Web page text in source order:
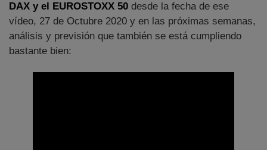
DAX y el EUROSTOXX 50 desde la fecha de ese
vídeo, 27 de Octubre 2020 y en las próximas semanas,
análisis y previsión que también se está cumpliendo
bastante bien: